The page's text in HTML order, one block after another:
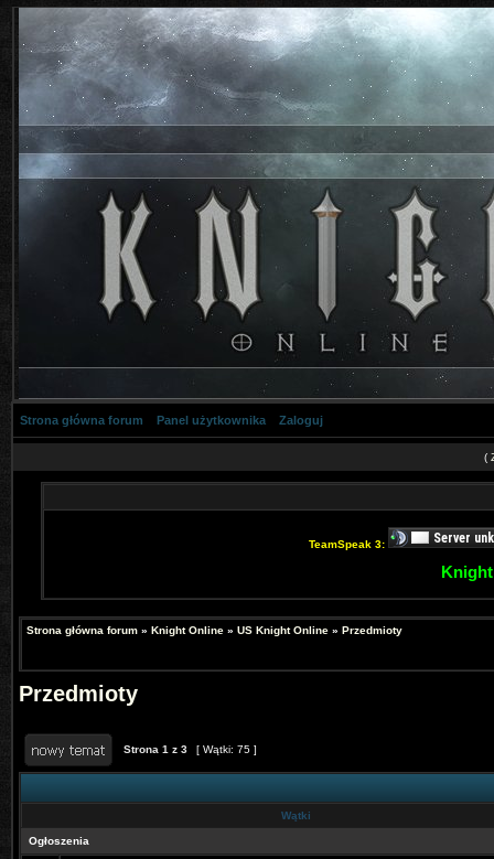
Strona główna forum Panel użytkownika Zaloguj
(
TeamSpeak 3:
Strona główna forum » Knight Online » US Knight Online » Przedmioty
Przedmioty
Strona 1 z 3 [ Wątki: 75 ]
Wątki
Ogłoszenia